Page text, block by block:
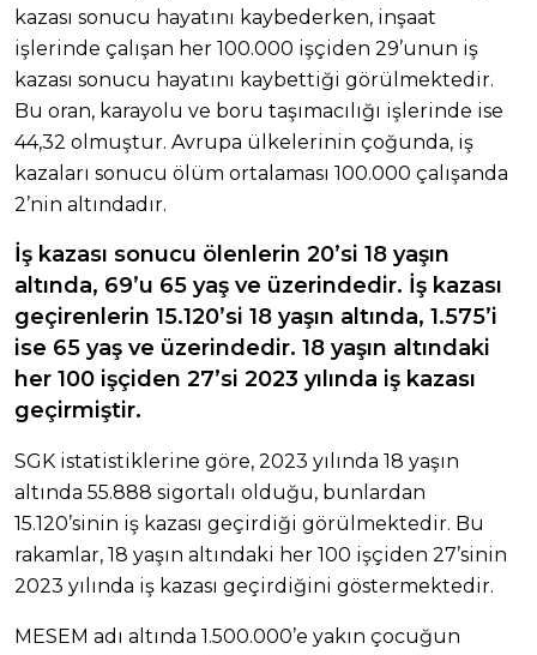
kazası sonucu hayatını kaybederken, inşaat
işlerinde çalışan her 100.000 işçiden 29’unun iş
kazası sonucu hayatını kaybettiği görülmektedir.
Bu oran, karayolu ve boru taşımacılığı işlerinde ise
44,32 olmuştur. Avrupa ülkelerinin çoğunda, iş
kazaları sonucu ölüm ortalaması 100.000 çalışanda
2’nin altındadır.
İş kazası sonucu ölenlerin 20’si 18 yaşın
altında, 69’u 65 yaş ve üzerindedir. İş kazası
geçirenlerin 15.120’si 18 yaşın altında, 1.575’i
ise 65 yaş ve üzerindedir. 18 yaşın altındaki
her 100 işçiden 27’si 2023 yılında iş kazası
geçirmiştir.
SGK istatistiklerine göre, 2023 yılında 18 yaşın
altında 55.888 sigortalı olduğu, bunlardan
15.120’sinin iş kazası geçirdiği görülmektedir. Bu
rakamlar, 18 yaşın altındaki her 100 işçiden 27’sinin
2023 yılında iş kazası geçirdiğini göstermektedir.
MESEM adı altında 1.500.000’e yakın çocuğun